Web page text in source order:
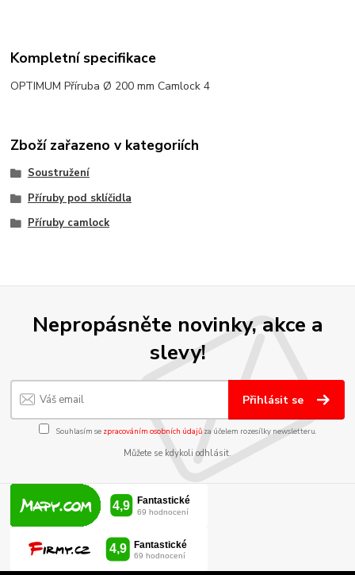
Kompletní specifikace
OPTIMUM Příruba Ø 200 mm Camlock 4
Zboží zařazeno v kategoriích
Soustružení
Příruby pod sklíčidla
Příruby camlock
Nepropásněte novinky, akce a
slevy!
Přihlásit se
Souhlasím se zpracováním osobních údajůza účelem rozesílky newsletteru.
Můžete se kdykoli odhlásit.